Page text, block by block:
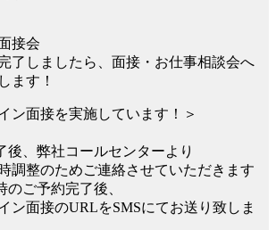
接会
了しましたら、面接・お仕事相談会へ
ます！
ン面接を実施しています！＞
後、弊社コールセンターより
調整のためご連絡させていただきます
のご予約完了後、
ン面接のURLをSMSにてお送り致しま